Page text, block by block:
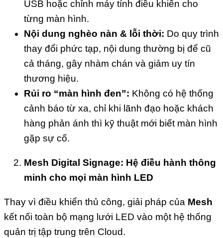
USB hoặc chỉnh máy tính điều khiển cho
từng màn hình.
Nội dung nghèo nàn & lỗi thời: Do quy trình
thay đổi phức tạp, nội dung thường bị để cũ
cả tháng, gây nhàm chán và giảm uy tín
thương hiệu.
Rủi ro “màn hình đen”: Không có hệ thống
cảnh báo từ xa, chỉ khi lãnh đạo hoặc khách
hàng phản ánh thì kỹ thuật mới biết màn hình
gặp sự cố.
Mesh Digital Signage: Hệ điều hành thông
minh cho mọi màn hình LED
Thay vì điều khiển thủ công, giải pháp của Mesh
kết nối toàn bộ mạng lưới LED vào một hệ thống
quản trị tập trung trên Cloud.